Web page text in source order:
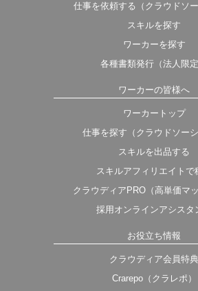
仕事を依頼する（クラウドソー
スキルを探す
ワーカーを探す
各種書類発行（法人限定
ワーカーの皆様へ
ワーカートップ
仕事を探す（クラウドソーシ
スキルを出品する
スキルアフィリエイトで
クラウディアPRO（高単価マッ
採用オンラインアシスタ
お役立ち情報
クラウディア会員特典
Crarepo（クラレポ）